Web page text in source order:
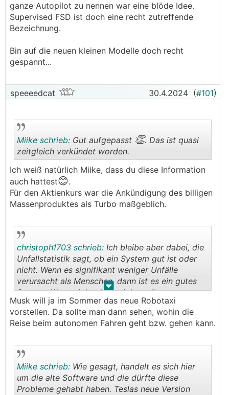
ganze Autopilot zu nennen war eine blöde Idee.
Supervised FSD ist doch eine recht zutreffende
Bezeichnung.
Bin auf die neuen kleinen Modelle doch recht
gespannt...
speeeedcat 30.4.2024 (#101)
Miike schrieb: Gut aufgepasst 👏. Das ist quasi
zeitgleich verkündet worden.
Ich weiß natürlich Miike, dass du diese Information
auch hattest😊.
Für den Aktienkurs war die Ankündigung des billigen
Massenproduktes als Turbo maßgeblich.
. .
christoph1703 schrieb: Ich bleibe aber dabei, die
Unfallstatistik sagt, ob ein System gut ist oder
nicht. Wenn es signifikant weniger Unfälle
verursacht als Menschen, dann ist es ein gutes
System. Wenn nicht, dann nicht. soll autonomes
Fahren ja beizeiten kommen.
Musk will ja im Sommer das neue Robotaxi
vorstellen. Da sollte man dann sehen, wohin die
Reise beim autonomen Fahren geht bzw. gehen kann.
Miike schrieb: Wie gesagt, handelt es sich hier
um die alte Software und die dürfte diese
Probleme gehabt haben. Teslas neue Version